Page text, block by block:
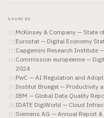
SOURCES
[1 ]McKinsey & Company — State
[2]Eurostat — Digital Economy
[ 3]Capgemini Research Institute
[4 ]Commission européenne —
2024
[5]PwC — AI Regulation and
[6 ]Institut Bruegel — Productivity
[7 ]IBM — Global Data Quality
[8]IDATE DigiWorld — Cloud
[9 ]Siemens AG — Annual Report